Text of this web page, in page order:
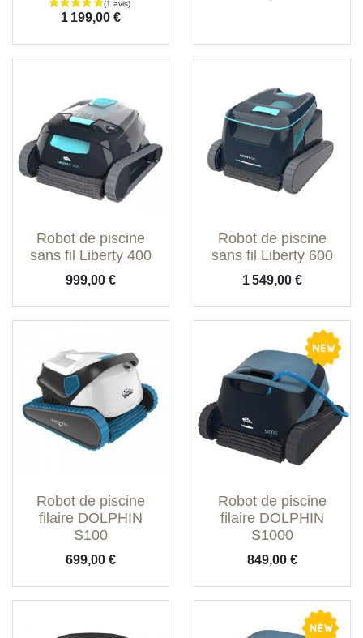
Prix
1 199,00 €
Robot de piscine
sans fil Liberty 400
Prix
999,00 €
Robot de piscine
sans fil Liberty 600
Prix
1 549,00 €
Robot de piscine
filaire DOLPHIN
S100
Prix
699,00 €
Robot de piscine
filaire DOLPHIN
S1000
Prix
849,00 €